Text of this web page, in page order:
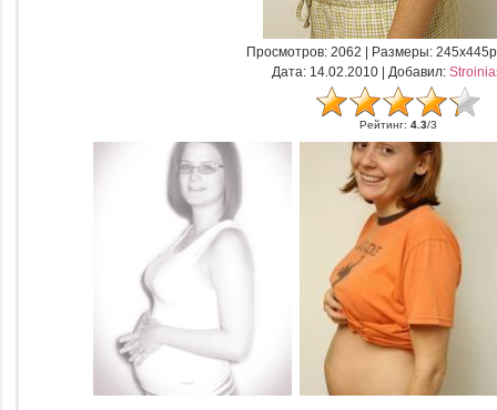
Просмотров: 2062 | Размеры:
Дата: 14.02.2010 | Добавил:
Рейтинг: 4.3/3